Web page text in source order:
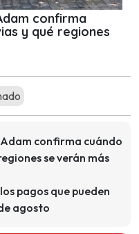
confirma
y qué regiones
confirma cuándo
se verán más
pagos que pueden
agosto